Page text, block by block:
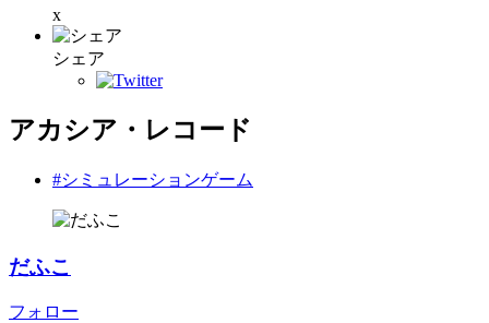
x
シェア
アカシア・レコード
#シミュレーションゲーム
だふこ
フォロー